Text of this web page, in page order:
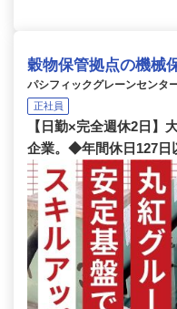
穀物保管拠点の機械
パシフィックグレーンセン
正社員
【日勤×完全週休2日】
企業。◆年間休日127日